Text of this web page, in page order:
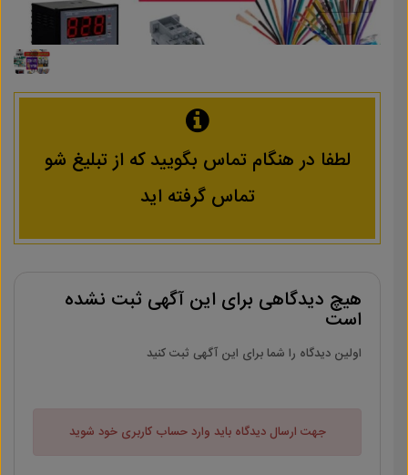
لطفا در هنگام تماس بگویید که از تبلیغ شو
تماس گرفته اید
هیچ دیدگاهی برای این آگهی ثبت نشده
است
اولین دیدگاه را شما برای این آگهی ثبت کنید
جهت ارسال دیدگاه باید وارد حساب کاربری خود شوید